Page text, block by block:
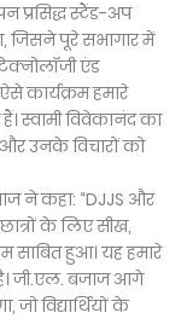
प्रसिद्ध स्टैंड-अप
जिसने पूरे सभागार में
एंड
कार्यक्रम हमारे
स्वामी विवेकानंद का
उनके विचारों को
ने कहा: “DJJS और
के लिए सीख,
हुआ। यह हमारे
जी.एल. बजाज आगे
विद्यार्थियों के